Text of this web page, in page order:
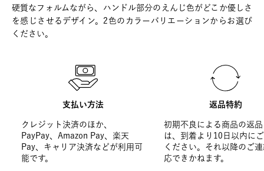
硬質なフォルムながら、ハンドル部分のえんじ色がどこか優しさ
を感じさせるデザイン。2色のカラーバリエーションからお選び
ください。
支払い方法
クレジット決済のほか、
PayPay、Amazon Pay、楽天
Pay、キャリア決済などが利用可
能です。
返品特約
初期不良による商品の返
は、到着より10日以内に
ください。それ以降のご
応できかねます。